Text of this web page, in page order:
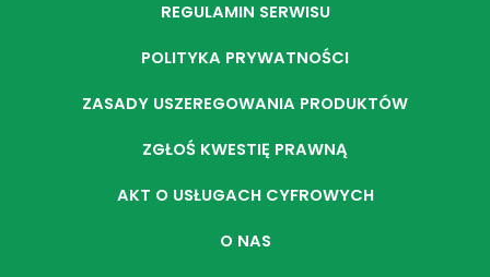
REGULAMIN SERWISU
POLITYKA PRYWATNOŚCI
ZASADY USZEREGOWANIA PRODUKTÓW
ZGŁOŚ KWESTIĘ PRAWNĄ
AKT O USŁUGACH CYFROWYCH
O NAS